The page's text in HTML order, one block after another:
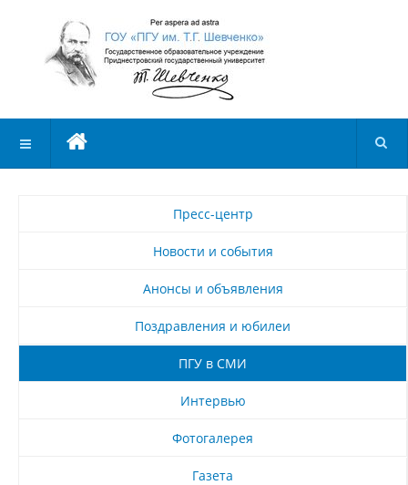
Пресс-центр
Новости и события
Анонсы и объявления
Поздравления и юбилеи
ПГУ в СМИ
Интервью
Фотогалерея
Газета